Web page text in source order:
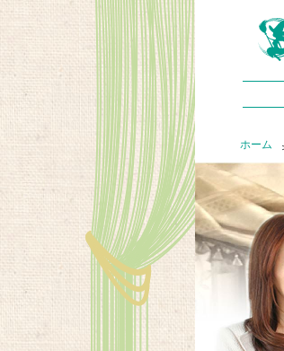
ホーム